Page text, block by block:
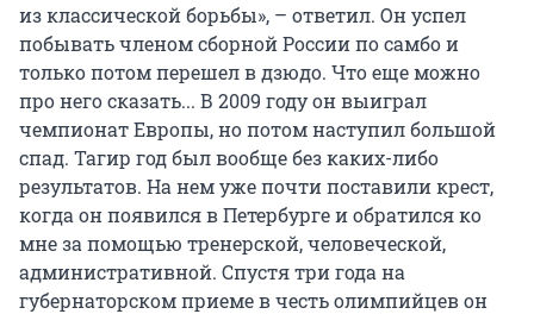
из классической борьбы», – ответил. Он успел
побывать членом сборной России по самбо и
только потом перешел в дзюдо. Что еще можно
про него сказать... В 2009 году он выиграл
чемпионат Европы, но потом наступил большой
спад. Тагир год был вообще без каких-либо
результатов. На нем уже почти поставили крест,
когда он появился в Петербурге и обратился ко
мне за помощью тренерской, человеческой,
административной. Спустя три года на
губернаторском приеме в честь олимпийцев он